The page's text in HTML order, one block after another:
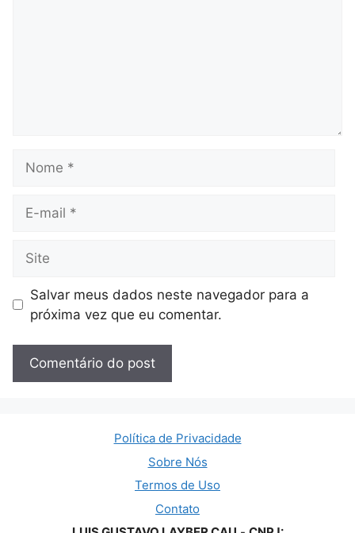
mail
Salvar meus dados neste navegador para a
próxima vez que eu comentar.
Política de Privacidade
Sobre Nós
Termos de Uso
Contato